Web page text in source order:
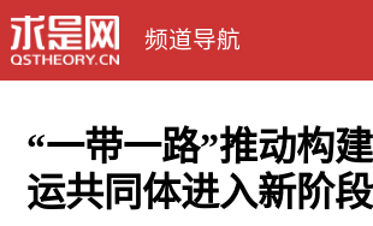
频道导航
“一带一路”推动构
运共同体进入新阶段